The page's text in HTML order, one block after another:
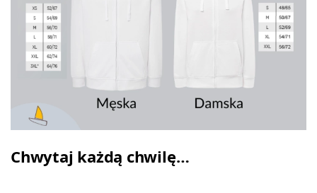
Chwytaj każdą chwilę…